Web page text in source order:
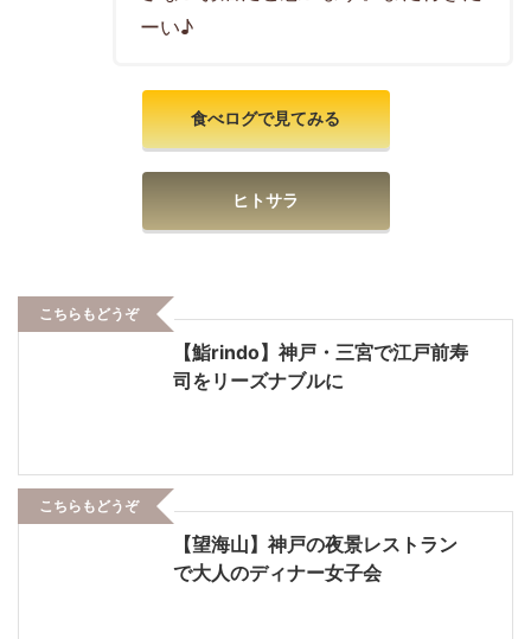
ーい♪
食べログで見てみる
ヒトサラ
こちらもどうぞ
【鮨rindo】神戸・三宮で江戸前寿
司をリーズナブルに
こちらもどうぞ
【望海山】神戸の夜景レストラン
で大人のディナー女子会